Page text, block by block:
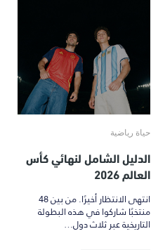
حياة رياضية
الدليل الشامل لنهائي كأس
العالم 2026
انتهى الانتظار أخيرًا. من بين 48
منتخبًا شاركوا في هذه البطولة
التاريخية عبر ثلاث دول…